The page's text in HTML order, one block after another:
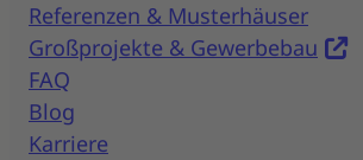
Referenzen & Musterhäuser
Großprojekte & Gewerbebau
FAQ
Blog
Karriere